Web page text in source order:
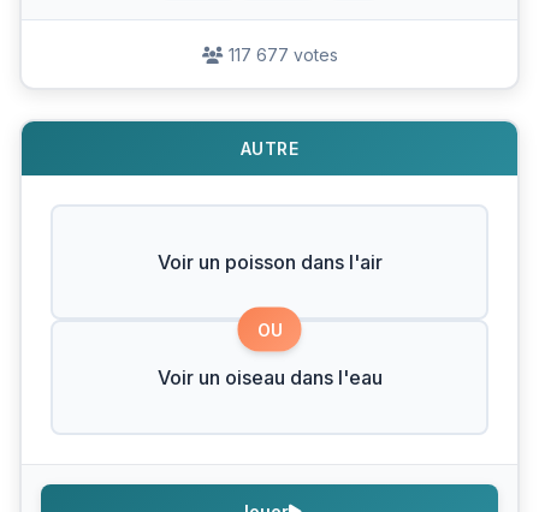
117 677 votes
AUTRE
Voir un poisson dans l'air
OU
Voir un oiseau dans l'eau